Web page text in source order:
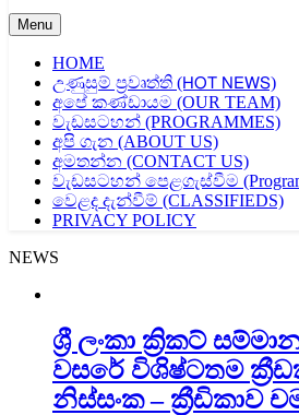
Menu
HOME
උණුසුම් ප්‍රවෘත්ති (𝖧𝖮𝖳 𝖭𝖤𝖶𝖲)
අපේ කණ්ඩායම (OUR TEAM)
වැඩසටහන් (PROGRAMMES)
අපි ගැන (ABOUT US)
අමතන්න (CONTACT US)
වැඩසටහන් පෙළගැස්වීම
වෙළද දැන්වීම් (CLASSIFIEDS)
PRIVACY POLICY
NEWS
ශ්‍රී ලංකා ක්‍රිකට්
වසරේ විශිෂ්ටතම
නිස්සංක – ක්‍රීඩිකාව